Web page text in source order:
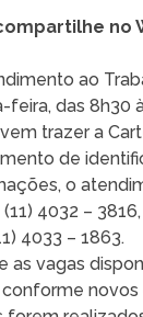
no
ao
das 8h30
trazer a
de
o
4032 – 3816,
4033 – 1863.
as vagas
novos